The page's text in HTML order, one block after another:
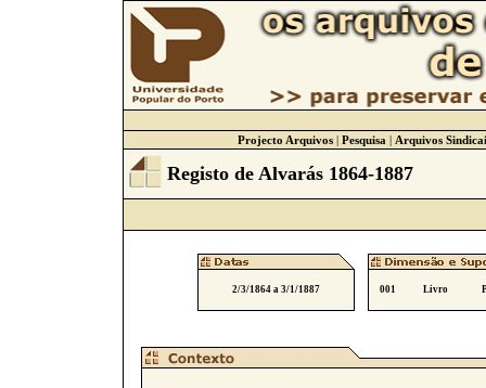
Projecto Arquivos| Pesquisa | Arquivos
Registo de Alvarás 1864-1887
2/3/1864 a 3/1/1887 001 Livro